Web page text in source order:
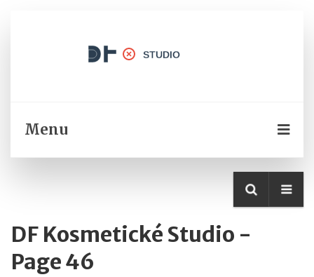
Menu
DF Kosmetické Studio -
Page 46